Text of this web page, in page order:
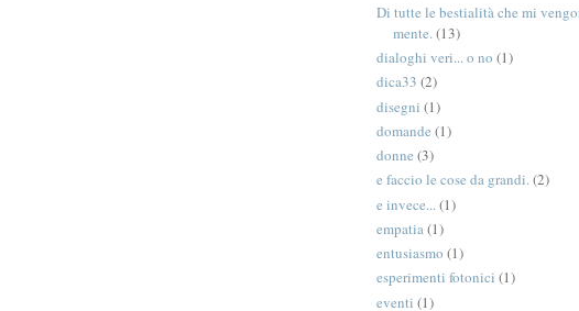
Di tutte le bestialità che mi
mente.(13)
dialoghi veri... o no (1)
dica33 (2)
disegni (1)
domande (1)
donne (3)
e faccio le cose da grandi.(2)
e invece...(1)
empatia(1)
entusiasmo (1)
esperimenti fotonici (1)
eventi (1)